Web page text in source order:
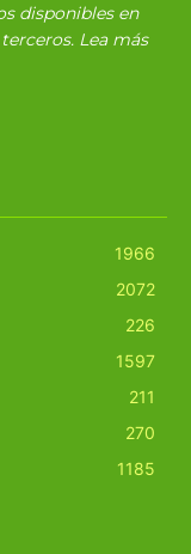
disponibles en
Lea más
1966
2072
226
1597
211
270
1185